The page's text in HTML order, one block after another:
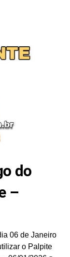
do
–
06 de Janeiro
o Palpite